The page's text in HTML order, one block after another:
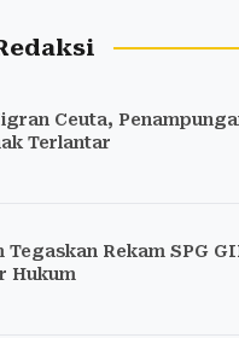
Ceuta,
Terlantar
Tegaskan Rekam SPG
Hukum